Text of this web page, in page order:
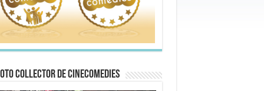
collector de CineComedies